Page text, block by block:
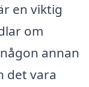
en viktig
om
annan
det vara